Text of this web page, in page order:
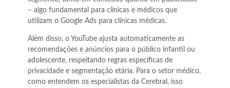
– algo fundamental para clínicas e médicos que
utilizam o Google Ads para clínicas médicas.
Além disso, o YouTube ajusta automaticamente as
recomendações e anúncios para o público infantil ou
adolescente, respeitando regras específicas de
privacidade e segmentação etária. Para o setor médico,
como entendem os especialistas da Cerebral, isso